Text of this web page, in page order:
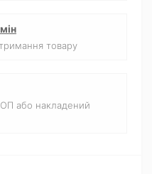
товару
або накладений